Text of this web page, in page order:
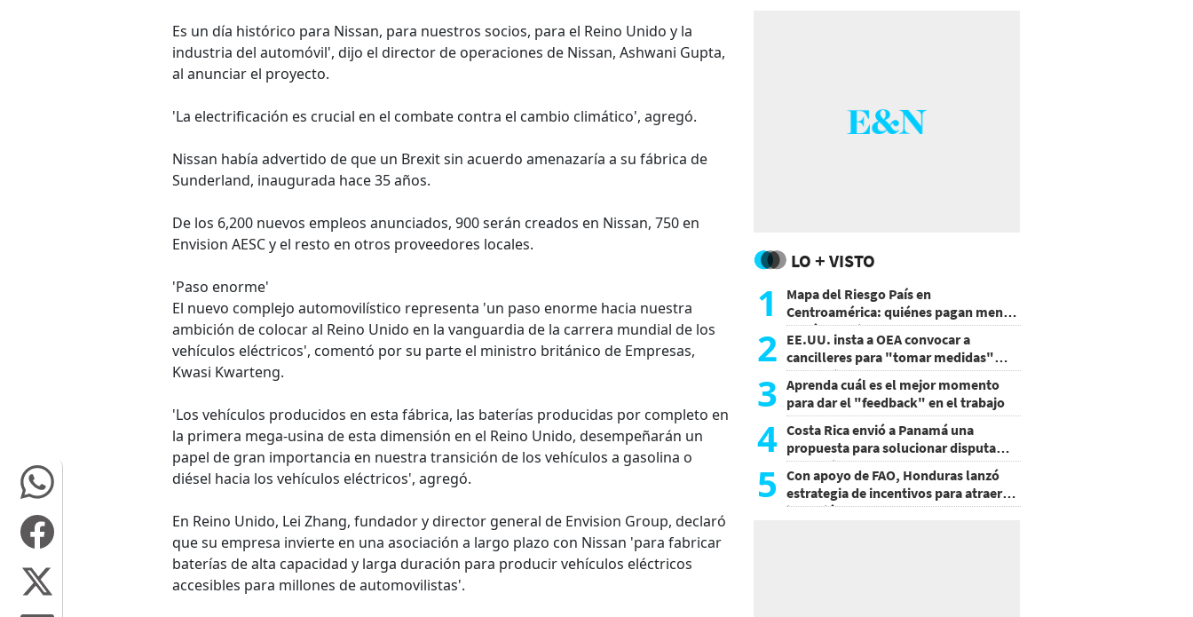
Es un día histórico para Nissan, para nuestros socios, para el Reino Unido y la
industria del automóvil', dijo el director de operaciones de Nissan, Ashwani Gupta,
al anunciar el proyecto.
'La electrificación es crucial en el combate contra el cambio climático', agregó.
Nissan había advertido de que un Brexit sin acuerdo amenazaría a su fábrica de
Sunderland, inaugurada hace 35 años.
De los 6,200 nuevos empleos anunciados, 900 serán creados en Nissan, 750 en
Envision AESC y el resto en otros proveedores locales.
'Paso enorme'
El nuevo complejo automovilístico representa 'un paso enorme hacia nuestra
ambición de colocar al Reino Unido en la vanguardia de la carrera mundial de los
vehículos eléctricos', comentó por su parte el ministro británico de Empresas,
Kwasi Kwarteng.
'Los vehículos producidos en esta fábrica, las baterías producidas por completo en
la primera mega-usina de esta dimensión en el Reino Unido, desempeñarán un
papel de gran importancia en nuestra transición de los vehículos a gasolina o
diésel hacia los vehículos eléctricos', agregó.
En Reino Unido, Lei Zhang, fundador y director general de Envision Group, declaró
que su empresa invierte en una asociación a largo plazo con Nissan 'para fabricar
baterías de alta capacidad y larga duración para producir vehículos eléctricos
accesibles para millones de automovilistas'.
LO + VISTO
1
Mapa del Riesgo País en
Centroamérica: quiénes pagan menos
y cuáles mejoraron
2 EE.UU. insta a OEA convocar a
cancilleres para "tomar medidas"
sobre Nicaragua
3 Aprenda cuál es el mejor momento
para dar el "feedback" en el trabajo
4 Costa Rica envió a Panamá una
propuesta para solucionar disputa
comercial
5
Con apoyo de FAO, Honduras lanzó
estrategia de incentivos para atraer
inversión al agro